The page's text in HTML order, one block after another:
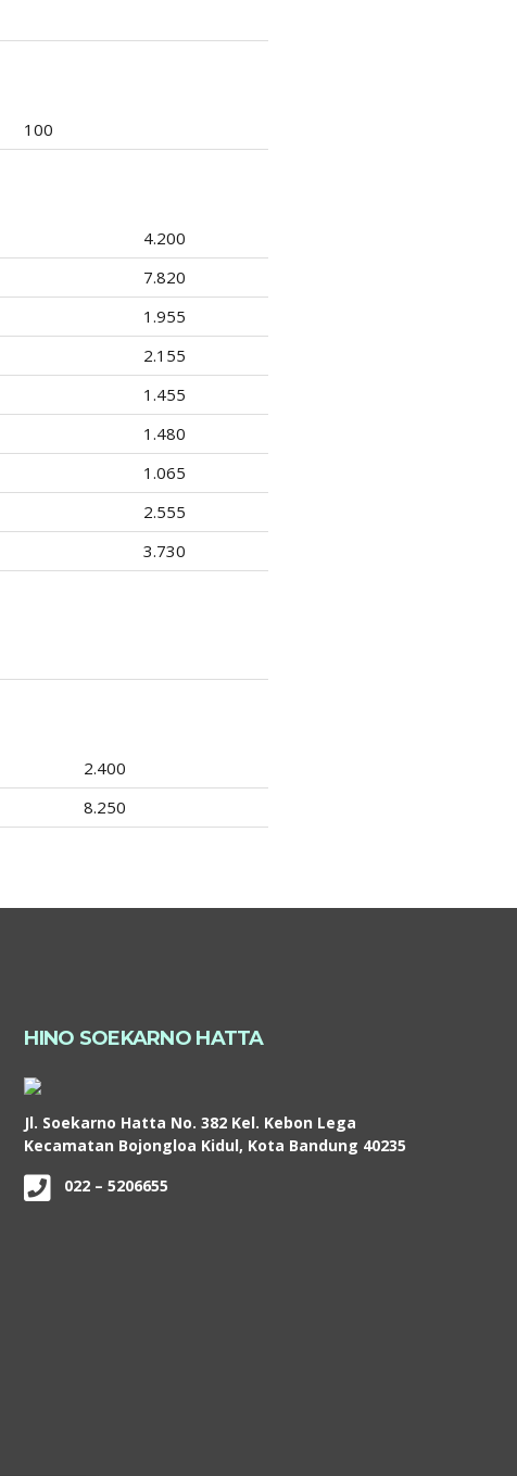
100
4.200
7.820
1.955
2.155
1.455
1.480
1.065
2.555
3.730
2.400
8.250
HINO SOEKARNO HATTA
Jl. Soekarno Hatta No. 382 Kel. Kebon Lega
Kecamatan Bojongloa Kidul, Kota Bandung 40235
022 – 5206655